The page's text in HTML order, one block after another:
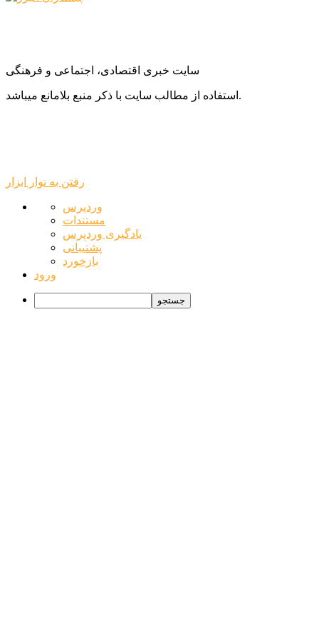
سایت خبری اقتصادی، اجتماعی و فرهنگی
استفاده از مطالب سایت با ذکر منبع بلامانع میباشد.
رفتن به نوار ابزار
درباره
وردپرس
وردپرس
مستندات
یادگیری وردپرس
پشتیبانی
بازخورد
ورود
جستجو